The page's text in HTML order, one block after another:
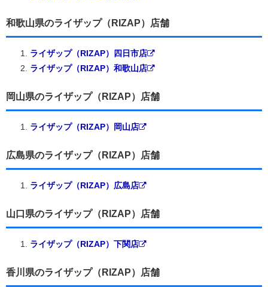
和歌山県のライザップ（RIZAP）店舗
ライザップ（RIZAP）四日市店
ライザップ（RIZAP）和歌山店
岡山県のライザップ（RIZAP）店舗
ライザップ（RIZAP）岡山店
広島県のライザップ（RIZAP）店舗
ライザップ（RIZAP）広島店
山口県のライザップ（RIZAP）店舗
ライザップ（RIZAP）下関店
香川県のライザップ（RIZAP）店舗